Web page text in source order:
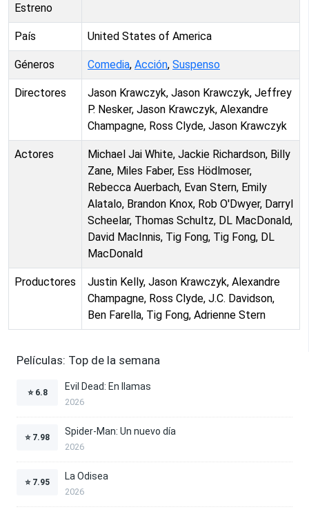
Estreno
País United States of America
Géneros Comedia, Acción, Suspenso
Directores
Jason Krawczyk, Jason Krawczyk, Jeffrey
P. Nesker, Jason Krawczyk, Alexandre
Champagne, Ross Clyde, Jason Krawczyk
Actores
Michael Jai White, Jackie Richardson, Billy
Zane, Miles Faber, Ess Hödlmoser,
Rebecca Auerbach, Evan Stern, Emily
Alatalo, Brandon Knox, Rob O'Dwyer, Darryl
Scheelar, Thomas Schultz, DL MacDonald,
David MacInnis, Tig Fong, Tig Fong, DL
MacDonald
Productores
Justin Kelly, Jason Krawczyk, Alexandre
Champagne, Ross Clyde, J.C. Davidson,
Ben Farella, Tig Fong, Adrienne Stern
Películas: Top de la semana
⭐ 6.8
Evil Dead: En llamas
2026
⭐ 7.98
Spider-Man: Un nuevo día
2026
⭐ 7.95
La Odisea
2026